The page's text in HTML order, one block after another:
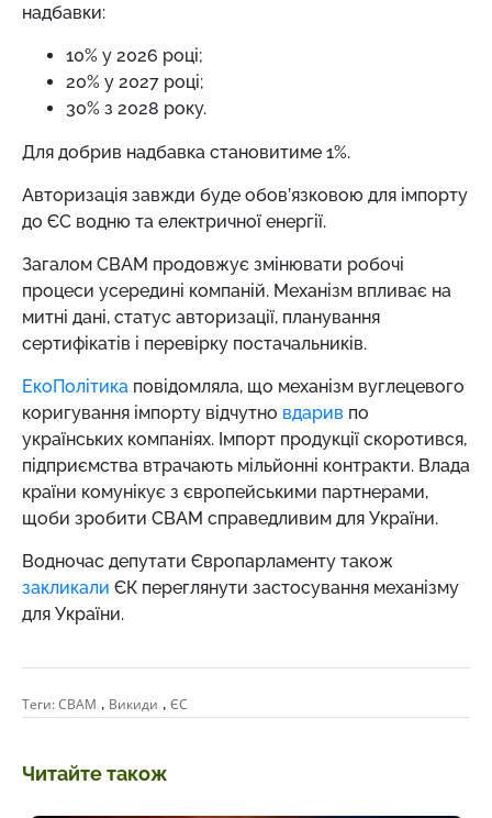
надбавки:
10% у 2026 році;
20% у 2027 році;
30% з 2028 року.
Для добрив надбавка становитиме 1%.
Авторизація завжди буде обов’язковою для імпорту
до ЄС водню та електричної енергії.
Загалом CBAM продовжує змінювати робочі
процеси усередині компаній. Механізм впливає на
митні дані, статус авторизації, планування
сертифікатів і перевірку постачальників.
ЕкоПолітика повідомляла, що механізм вуглецевого
коригування імпорту відчутно вдарив по
українських компаніях. Імпорт продукції скоротився,
підприємства втрачають мільйонні контракти. Влада
країни комунікує з європейськими партнерами,
щоби зробити СВАМ справедливим для України.
Водночас депутати Європарламенту також
закликали ЄК переглянути застосування механізму
для України.
Теги:CBAM , Викиди , ЄС
Читайте також